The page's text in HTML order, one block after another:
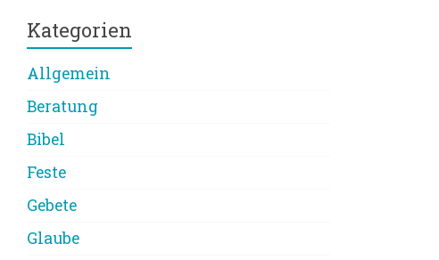
Kategorien
Allgemein
Beratung
Bibel
Feste
Gebete
Glaube